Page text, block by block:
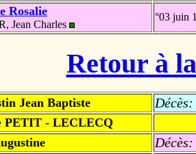
Rosalie
Jean Charles
°03 juin
Retour à
Jean Baptiste Décès:
PETIT - LECLECQ
Décès: